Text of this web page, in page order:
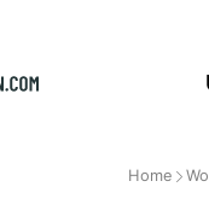
Home